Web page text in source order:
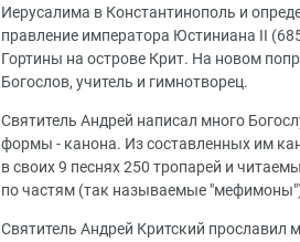
Иерусалима в Константинополь и
правление императора Юстиниана II
Гортины на острове Крит. На новом
Богослов, учитель и гимнотворец.
Святитель Андрей написал много
формы - канона. Из составленных им
в своих 9 песнях 250 тропарей и
по частям (так называемые
Святитель Андрей Критский